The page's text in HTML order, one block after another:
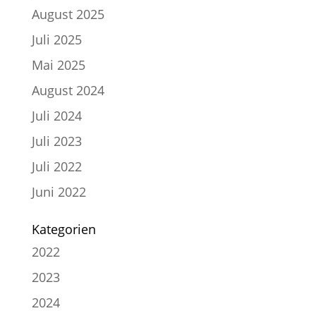
August 2025
Juli 2025
Mai 2025
August 2024
Juli 2024
Juli 2023
Juli 2022
Juni 2022
Kategorien
2022
2023
2024